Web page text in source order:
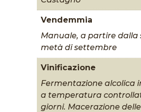
Vendemmia
Manuale, a partire dalla
metà di settembre
Vinificazione
Fermentazione alcolica
a temperatura
giorni. Macerazione